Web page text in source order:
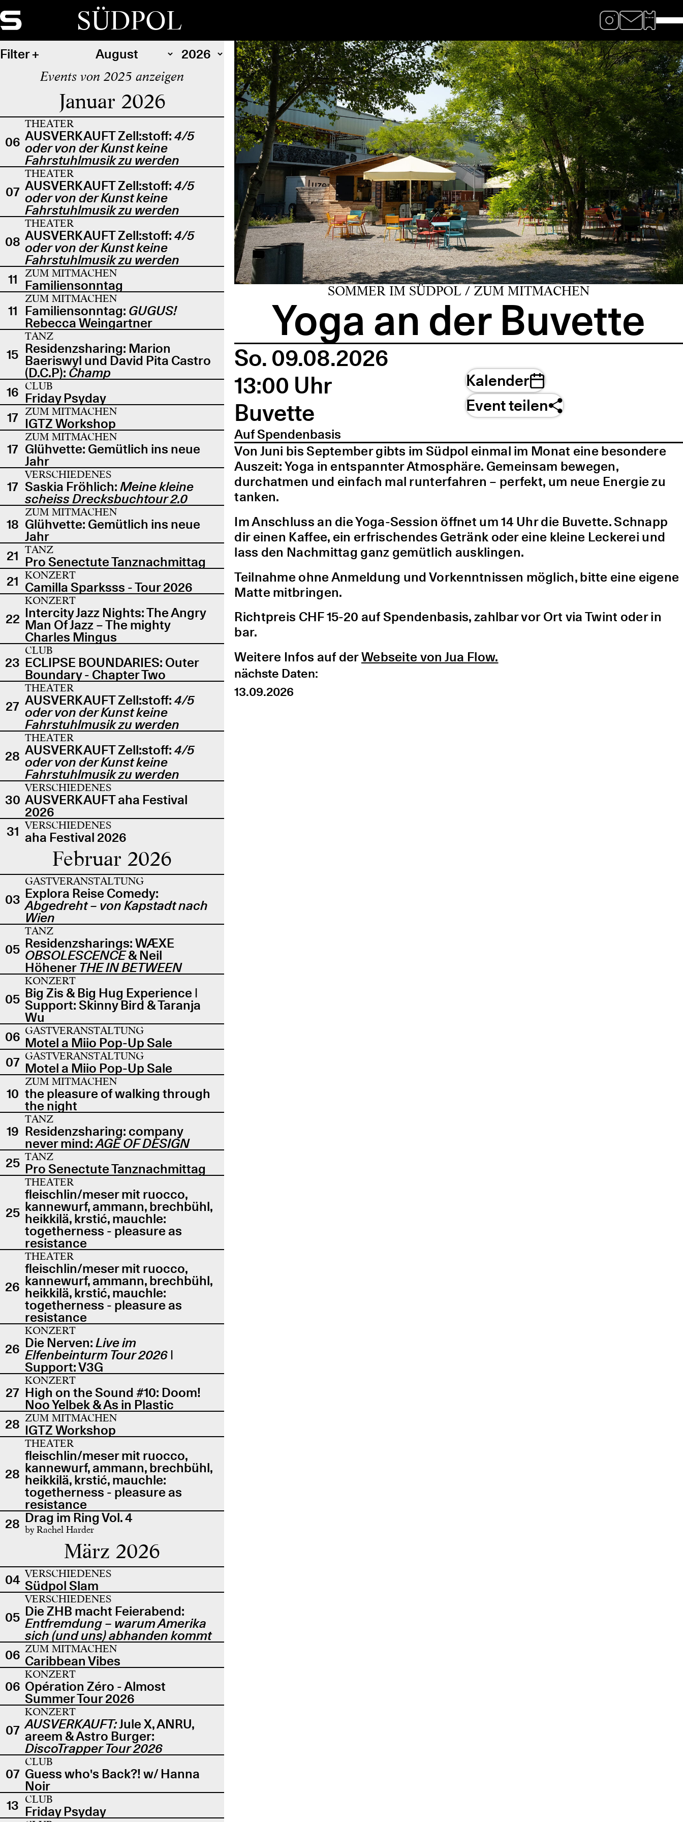
SÜDPOL
Filter
Events von 2025 anzeigen
Januar 2026
06
THEATER
AUSVERKAUFT Zell:stoff: 4/5
oder von der Kunst keine
Fahrstuhlmusik zu werden
07
THEATER
AUSVERKAUFT Zell:stoff: 4/5
oder von der Kunst keine
Fahrstuhlmusik zu werden
08
THEATER
AUSVERKAUFT Zell:stoff: 4/5
oder von der Kunst keine
Fahrstuhlmusik zu werden
11
ZUM MITMACHEN
Familiensonntag
11
ZUM MITMACHEN
Familiensonntag: GUGUS!
Rebecca Weingartner
15
TANZ
Residenzsharing: Marion
Baeriswyl und David Pita Castro
(D.C.P): Champ
16 CLUB
Friday Psyday
17 ZUM MITMACHEN
IGTZ Workshop
17
ZUM MITMACHEN
Glühvette: Gemütlich ins neue
Jahr
17
VERSCHIEDENES
Saskia Fröhlich: Meine kleine
scheiss Drecksbuchtour 2.0
18
ZUM MITMACHEN
Glühvette: Gemütlich ins neue
Jahr
21 TANZ
Pro Senectute Tanznachmittag
21 KONZERT
Camilla Sparksss - Tour 2026
22
KONZERT
Intercity Jazz Nights: The Angry
Man Of Jazz – The mighty
Charles Mingus
23
CLUB
ECLIPSE BOUNDARIES: Outer
Boundary - Chapter Two
27
THEATER
AUSVERKAUFT Zell:stoff: 4/5
oder von der Kunst keine
Fahrstuhlmusik zu werden
28
THEATER
AUSVERKAUFT Zell:stoff: 4/5
oder von der Kunst keine
Fahrstuhlmusik zu werden
30
VERSCHIEDENES
AUSVERKAUFT aha Festival
2026
31 VERSCHIEDENES
aha Festival 2026
Februar 2026
03
GASTVERANSTALTUNG
Explora Reise Comedy:
Abgedreht – von Kapstadt nach
Wien
05
TANZ
Residenzsharings: WÆXE
OBSOLESCENCE& Neil
Höhener THE IN BETWEEN
05
KONZERT
Big Zis & Big Hug Experience |
Support: Skinny Bird & Taranja
Wu
06 GASTVERANSTALTUNG
Motel a Miio Pop-Up Sale
07 GASTVERANSTALTUNG
Motel a Miio Pop-Up Sale
10
ZUM MITMACHEN
the pleasure of walking through
the night
19
TANZ
Residenzsharing: company
never mind:AGE OF DESIGN
25 TANZ
Pro Senectute Tanznachmittag
25
THEATER
fleischlin/meser mit ruocco,
kannewurf, ammann, brechbühl,
heikkilä, krstić, mauchle:
togetherness - pleasure as
resistance
26
THEATER
fleischlin/meser mit ruocco,
kannewurf, ammann, brechbühl,
heikkilä, krstić, mauchle:
togetherness - pleasure as
resistance
26
KONZERT
Die Nerven:Live im
Elfenbeinturm Tour 2026 |
Support: V3G
27
KONZERT
High on the Sound #10: Doom!
Noo Yelbek & As in Plastic
28 ZUM MITMACHEN
IGTZ Workshop
28
THEATER
fleischlin/meser mit ruocco,
kannewurf, ammann, brechbühl,
heikkilä, krstić, mauchle:
togetherness - pleasure as
resistance
28 Drag im Ring Vol. 4
by Rachel Harder
März 2026
04 VERSCHIEDENES
Südpol Slam
05
VERSCHIEDENES
Die ZHB macht Feierabend:
Entfremdung – warum Amerika
sich (und uns) abhanden kommt
06 ZUM MITMACHEN
Caribbean Vibes
06
KONZERT
Opération Zéro - Almost
Summer Tour 2026
07
KONZERT
AUSVERKAUFT:Jule X, ANRU,
areem & Astro Burger:
DiscoTrapper Tour 2026
07
CLUB
Guess who's Back?! w/ Hanna
Noir
13 CLUB
Friday Psyday
SOMMER IM SÜDPOL / ZUM MITMACHEN
Yoga an der Buvette
So. 09.08.2026
13:00 Uhr
Buvette
Auf Spendenbasis
Kalender
Event teilen
Von Juni bis September gibts im Südpol einmal im Monat eine besondere
Auszeit: Yoga in entspannter Atmosphäre. Gemeinsam bewegen,
durchatmen und einfach mal runterfahren – perfekt, um neue Energie zu
tanken.
Im Anschluss an die Yoga-Session öffnet um 14 Uhr die Buvette. Schnapp
dir einen Kaffee, ein erfrischendes Getränk oder eine kleine Leckerei und
lass den Nachmittag ganz gemütlich ausklingen.
Teilnahme ohne Anmeldung und Vorkenntnissen möglich, bitte eine eigene
Matte mitbringen.
Richtpreis CHF 15-20 auf Spendenbasis, zahlbar vor Ort via Twint oder in
bar.
Weitere Infos auf derWebseite von Jua Flow.
nächste Daten:
13.09.2026